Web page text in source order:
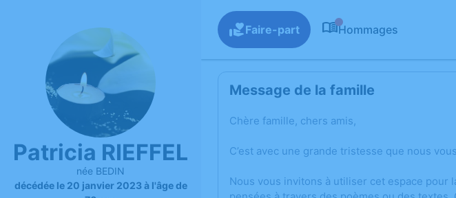
Patricia RIEFFEL
née BEDIN
décédée le 20 janvier 2023 à l'âge de
Faire-part Hommages
Message de la famille
Chère famille, chers amis,
C’est avec une grande tristesse que nous
Nous vous invitons à utiliser cet espace pour